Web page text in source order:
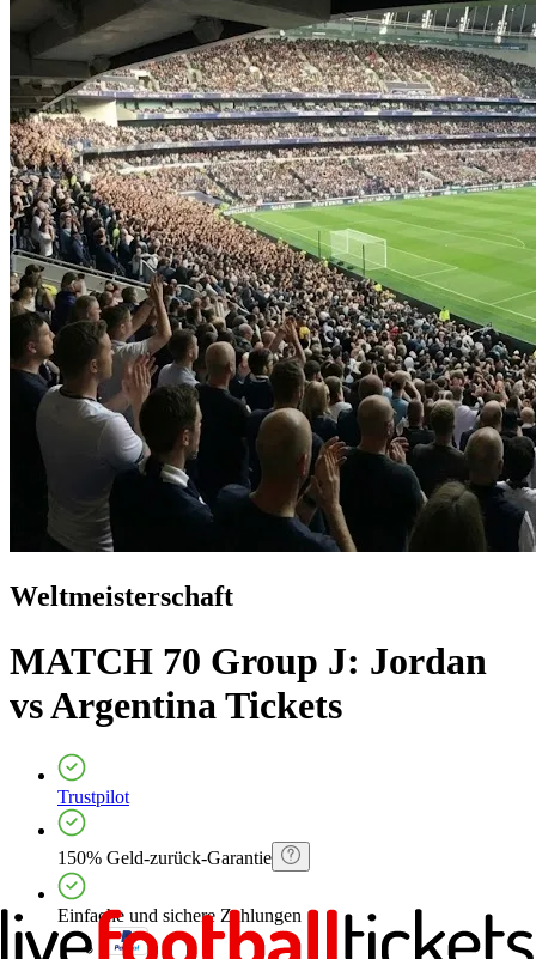
Weltmeisterschaft
MATCH 70 Group J: Jordan
vs Argentina Tickets
Trustpilot
150% Geld-zurück-Garantie
Einfache und sichere Zahlungen